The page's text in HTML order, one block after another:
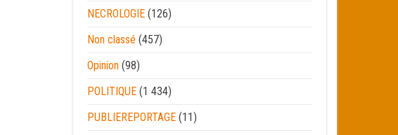
NECROLOGIE (126)
Non classé (457)
Opinion (98)
POLITIQUE (1 434)
PUBLIEREPORTAGE (11)